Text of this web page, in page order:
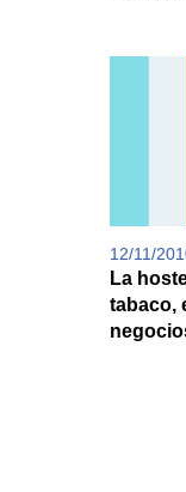
12/11/
La
tabaco,